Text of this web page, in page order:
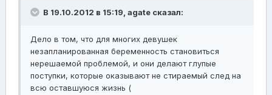
В 19.10.2012 в 15:19, agate сказал:
Дело в том, что для многих девушек
незапланированная беременность становиться
нерешаемой проблемой, и они делают глупые
поступки, которые оказывают не стираемый след на
всю оставшуюся жизнь (